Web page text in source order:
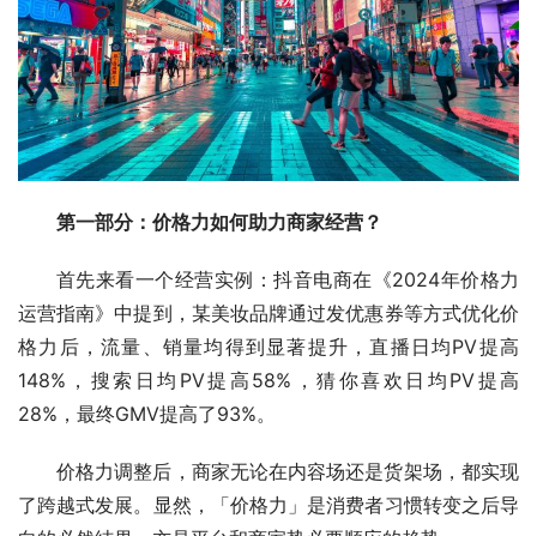
第一部分：价格力如何助力商家经营？
首先来看一个经营实例：抖音电商在《2024年价格力
运营指南》中提到，某美妆品牌通过发优惠券等方式优化价
格力后，流量、销量均得到显著提升，直播日均PV提高
148%，搜索日均PV提高58%，猜你喜欢日均PV提高
28%，最终GMV提高了93%。
价格力调整后，商家无论在内容场还是货架场，都实现
了跨越式发展。显然，「价格力」是消费者习惯转变之后导